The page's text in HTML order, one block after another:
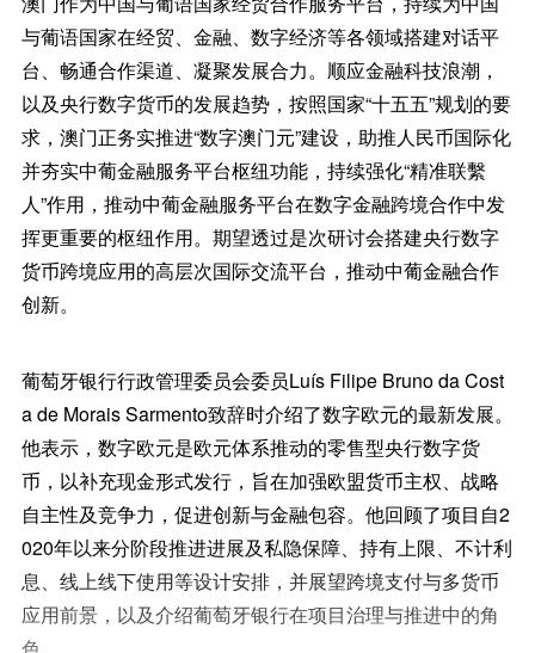
与葡语国家在经贸、金融、数字经济等各领域搭建对话平
台、畅通合作渠道、凝聚发展合力。顺应金融科技浪潮，
以及央行数字货币的发展趋势，按照国家“十五五”规划的要
求，澳门正务实推进“数字澳门元”建设，助推人民币国际化
并夯实中葡金融服务平台枢纽功能，持续强化“精准联繫
人”作用，推动中葡金融服务平台在数字金融跨境合作中发
挥更重要的枢纽作用。期望透过是次研讨会搭建央行数字
货币跨境应用的高层次国际交流平台，推动中葡金融合作
创新。
葡萄牙银行行政管理委员会委员Luís Filipe Bruno da Cost
a de Morais Sarmento致辞时介绍了数字欧元的最新发展。
他表示，数字欧元是欧元体系推动的零售型央行数字货
币，以补充现金形式发行，旨在加强欧盟货币主权、战略
自主性及竞争力，促进创新与金融包容。他回顾了项目自2
020年以来分阶段推进进展及私隐保障、持有上限、不计利
息、线上线下使用等设计安排，并展望跨境支付与多货币
应用前景，以及介绍葡萄牙银行在项目治理与推进中的角